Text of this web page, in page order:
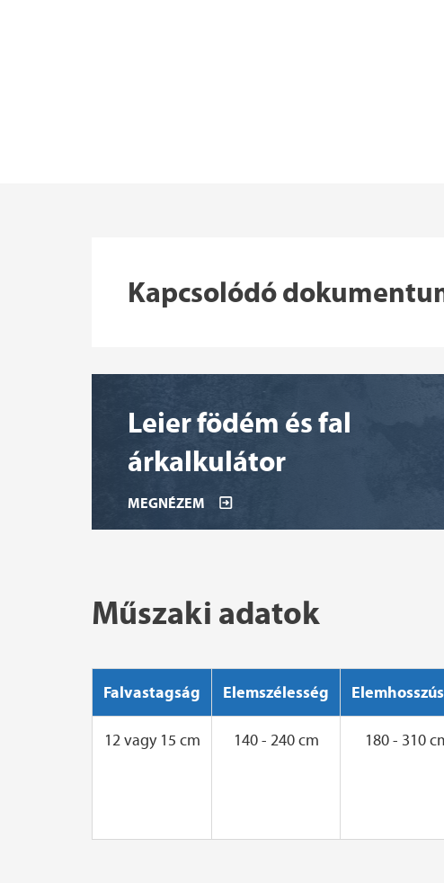
Kapcsolódó
Leier födém és fal
árkalkulátor
MEGNÉZEM
Műszaki adatok
Falvastagság Elemszélesség
12 vagy 15 cm 140 - 240 cm 180 - 310